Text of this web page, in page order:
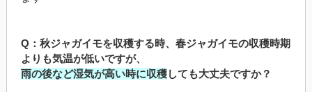
Q：秋ジャガイモを収穫する時、春ジャガイモの収穫時期
よりも気温が低いですが、
雨の後など湿気が高い時に収穫しても大丈夫ですか？